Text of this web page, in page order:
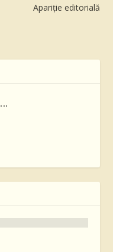
Apariție editorială
...